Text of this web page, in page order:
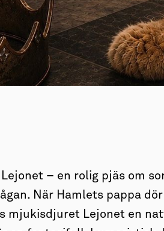
– en rolig pjäs om
När Hamlets pappa
mjukisdjuret Lejonet en